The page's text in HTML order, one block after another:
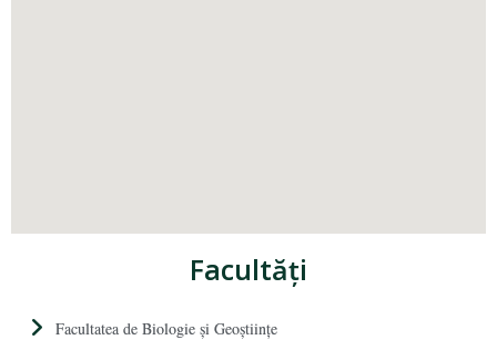
Facultăţi
Facultatea de Biologie și Geoștiințe